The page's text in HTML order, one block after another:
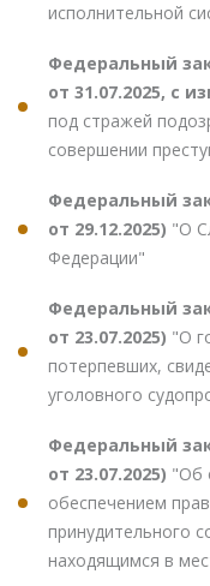
исполнительной
Федеральный
от 31.07.2025, с
под стражей
совершении
Федеральный
от 29.12.2025) "О
Федерации"
Федеральный
от 23.07.2025) "О
потерпевших,
уголовного
Федеральный
от 23.07.2025) "Об
обеспечением
принудительного
находящимся в